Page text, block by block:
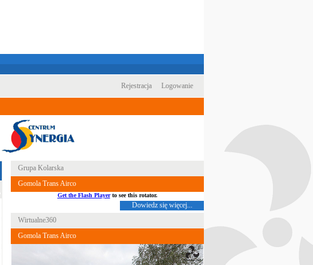
Rejestracja Logowanie
Grupa Kolarska
Gomola Trans Airco
Get the Flash Playerto see this rotator.
Dowiedz się więcej...
Wirtualne360
Gomola Trans Airco